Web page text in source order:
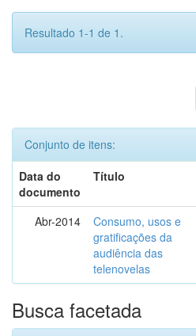
Resultado 1-1 de 1.
Conjunto de itens:
Data do
documento
Título
Abr-2014
Consumo, usos e
gratificações da
audiência das
telenovelas
Busca facetada